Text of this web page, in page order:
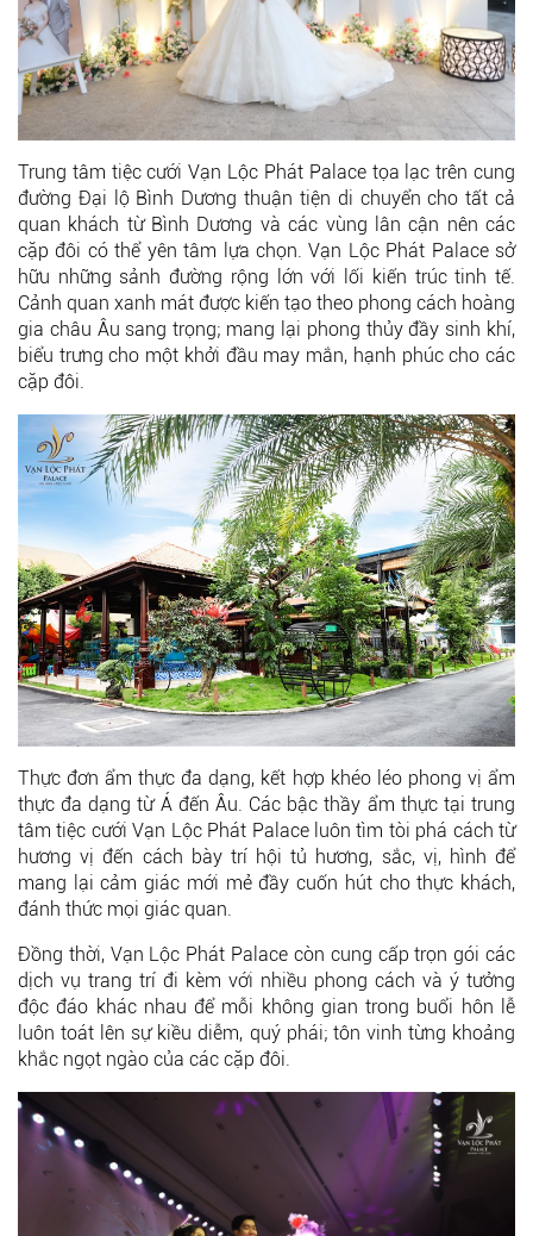
Trung tâm tiệc cưới Vạn Lộc Phát Palace tọa lạc trên cung
đường Đại lộ Bình Dương thuận tiện di chuyển cho tất cả
quan khách từ Bình Dương và các vùng lân cận nên các
cặp đôi có thể yên tâm lựa chọn. Vạn Lộc Phát Palace sở
hữu những sảnh đường rộng lớn với lối kiến trúc tinh tế.
Cảnh quan xanh mát được kiến tạo theo phong cách hoàng
gia châu Âu sang trọng; mang lại phong thủy đầy sinh khí,
biểu trưng cho một khởi đầu may mắn, hạnh phúc cho các
cặp đôi.
Thực đơn ẩm thực đa dạng, kết hợp khéo léo phong vị ẩm
thực đa dạng từ Á đến Âu. Các bậc thầy ẩm thực tại trung
tâm tiệc cưới Vạn Lộc Phát Palace luôn tìm tòi phá cách từ
hương vị đến cách bày trí hội tủ hương, sắc, vị, hình để
mang lại cảm giác mới mẻ đầy cuốn hút cho thực khách,
đánh thức mọi giác quan.
Đồng thời, Vạn Lộc Phát Palace còn cung cấp trọn gói các
dịch vụ trang trí đi kèm với nhiều phong cách và ý tưởng
độc đáo khác nhau để mỗi không gian trong buổi hôn lễ
luôn toát lên sự kiều diễm, quý phái; tôn vinh từng khoảng
khắc ngọt ngào của các cặp đôi.